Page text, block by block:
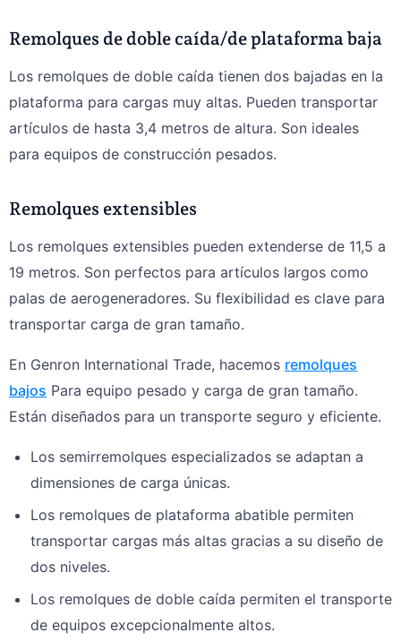
Remolques de doble caída/de plataforma baja
Los remolques de doble caída tienen dos bajadas en la
plataforma para cargas muy altas. Pueden transportar
artículos de hasta 3,4 metros de altura. Son ideales
para equipos de construcción pesados.
Remolques extensibles
Los remolques extensibles pueden extenderse de 11,5 a
19 metros. Son perfectos para artículos largos como
palas de aerogeneradores. Su flexibilidad es clave para
transportar carga de gran tamaño.
En Genron International Trade, hacemos remolques
bajos Para equipo pesado y carga de gran tamaño.
Están diseñados para un transporte seguro y eficiente.
Los semirremolques especializados se adaptan a
dimensiones de carga únicas.
Los remolques de plataforma abatible permiten
transportar cargas más altas gracias a su diseño de
dos niveles.
Los remolques de doble caída permiten el transporte
de equipos excepcionalmente altos.